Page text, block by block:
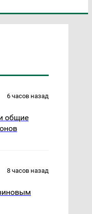
6 часов назад
общие
8 часов назад